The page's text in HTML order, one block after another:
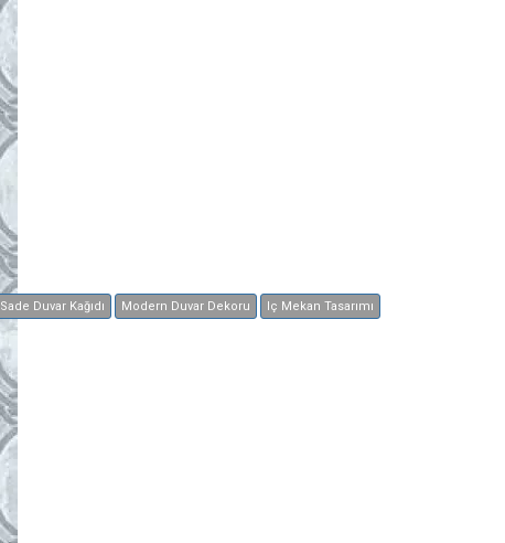
Sade Duvar Kağıdı Modern Duvar Dekoru
Iç Mekan Tasarımı